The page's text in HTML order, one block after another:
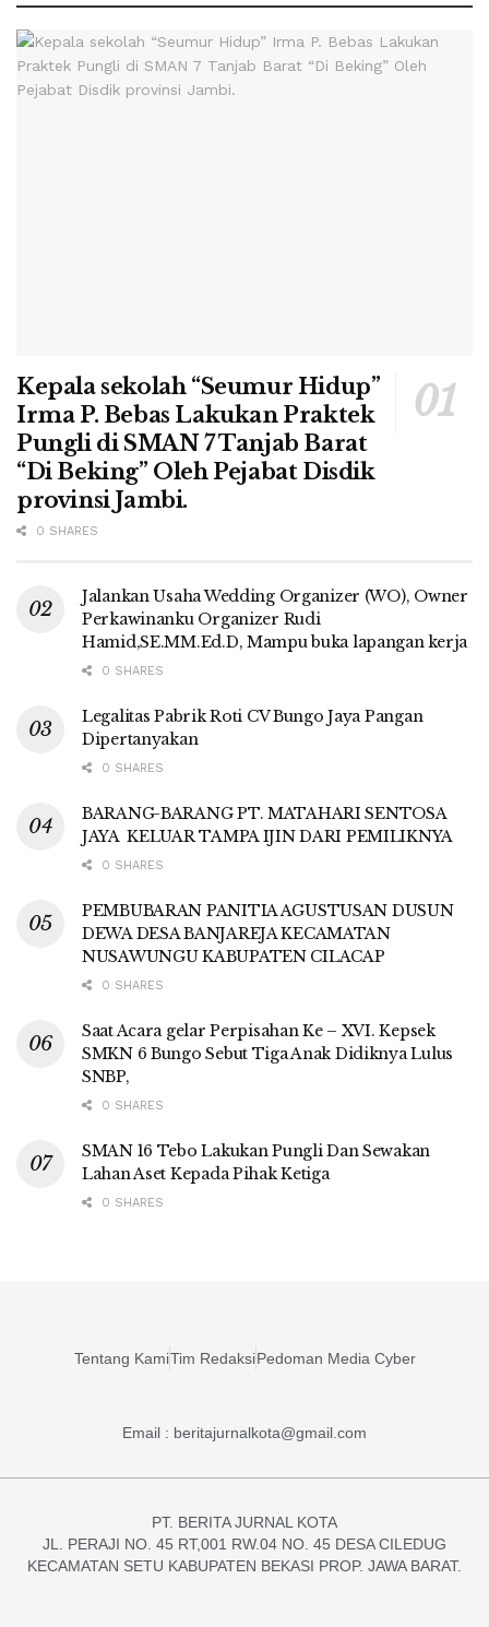
Kepala sekolah “Seumur Hidup”
Irma P. Bebas Lakukan Praktek
Pungli di SMAN 7 Tanjab Barat
“Di Beking” Oleh Pejabat Disdik
provinsi Jambi.
0 SHARES
Jalankan Usaha Wedding Organizer (WO), Owner
Perkawinanku Organizer Rudi
Hamid,SE.MM.Ed.D, Mampu buka lapangan kerja
0 SHARES
Legalitas Pabrik Roti CV Bungo Jaya Pangan
Dipertanyakan
0 SHARES
BARANG-BARANG PT. MATAHARI SENTOSA
JAYA KELUAR TAMPA IJIN DARI PEMILIKNYA
0 SHARES
PEMBUBARAN PANITIA AGUSTUSAN DUSUN
DEWA DESA BANJAREJA KECAMATAN
NUSAWUNGU KABUPATEN CILACAP
0 SHARES
Saat Acara gelar Perpisahan Ke – XVI. Kepsek
SMKN 6 Bungo Sebut Tiga Anak Didiknya Lulus
SNBP,
0 SHARES
SMAN 16 Tebo Lakukan Pungli Dan Sewakan
Lahan Aset Kepada Pihak Ketiga
0 SHARES
Tentang KamiTim RedaksiPedoman Media Cyber
Email : beritajurnalkota@gmail.com
PT. BERITA JURNAL KOTA
JL. PERAJI NO. 45 RT,001 RW.04 NO. 45 DESA CILEDUG
KECAMATAN SETU KABUPATEN BEKASI PROP. JAWA BARAT.